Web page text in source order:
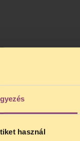
használ